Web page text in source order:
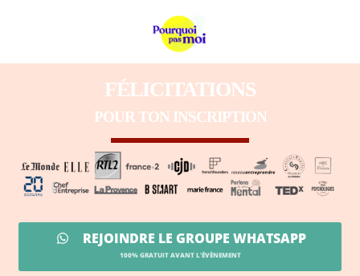
FÉLICITATIONS
POUR TON INSCRIPTION
REJOINDRE LE GROUPE WHATSAPP
100% GRATUIT AVANT L'ÉVÈNEMENT